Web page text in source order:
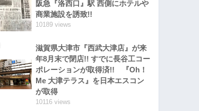
阪急『洛西口』駅 西側にホテルや
商業施設を誘致!!
10189 views
滋賀県大津市『西武大津店』が来
年8月末で閉店!! すでに長谷工コー
ポレーションが取得済!! 『Oh！
Me 大津テラス』を日本エスコン
が取得
10116 views